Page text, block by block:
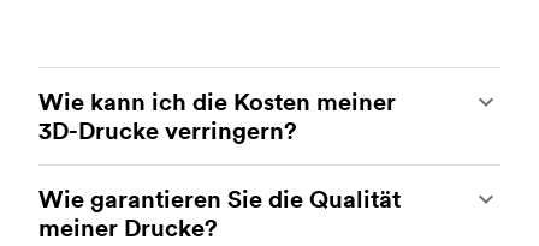
Wie kann ich die Kosten meiner
3D-Drucke verringern?
müssen Sie den Einfluss bestimmter Faktoren auf
die Kosten verstehen. Die wichtigsten
Wie garantieren Sie die Qualität
meiner Drucke?